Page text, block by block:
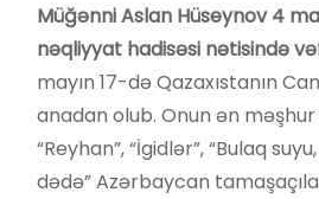
Müğənni Aslan Hüseynov 4
nəqliyyat hadisəsi nətisində
mayın 17-də Qazaxıstanın
anadan olub. Onun ən məşhur
“Reyhan”, “İgidlər”, “Bulaq
dədə” Azərbaycan